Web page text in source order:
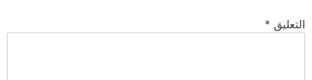
التعليق *